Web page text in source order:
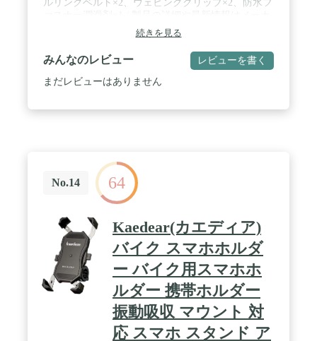
ルリングベルト×2、ウェビングクリップ×2、防水フ
ーホームページをご確認下さい。製品改良などを目
的として予告なしに仕様を変更する場合がありま
す。 / 製品につきましては細心の品質管理を行って
おりますが、万一製品に不具合・不足部品等がござ
いましたら、取扱説明書に記載のメーカーサポート
続きを見る
みんなのレビュー レビューを書く
まだレビューはありません
No.14 64
Kaedear(カエディア)
バイク スマホホルダ
ー バイク用スマホホ
ルダー 携帯ホルダー
振動吸収 マウント 対
応 スマホ スタンド ア